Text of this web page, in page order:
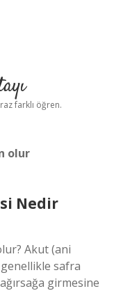
farklı öğren.
olur
Nedir
Akut (ani
genellikle safra
girmesine